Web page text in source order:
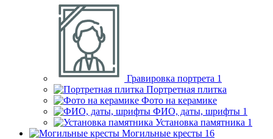
Гравировка портрета 1
Портретная плитка
Фото на керамике
ФИО, даты, шрифты 1
Установка памятника 1
Могильные кресты 16